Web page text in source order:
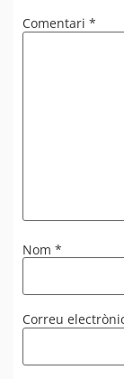
Comentari *
Nom *
Correu